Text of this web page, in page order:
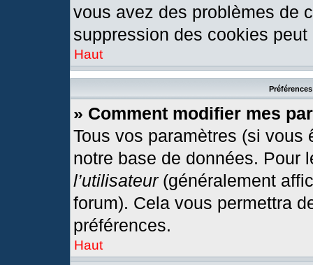
vous avez des problèmes de
suppression des cookies peut
Haut
» Comment modifier mes
Tous vos paramètres (si
notre base de données. Pour
l’utilisateur(généralement
forum). Cela vous permettra
préférences.
Haut